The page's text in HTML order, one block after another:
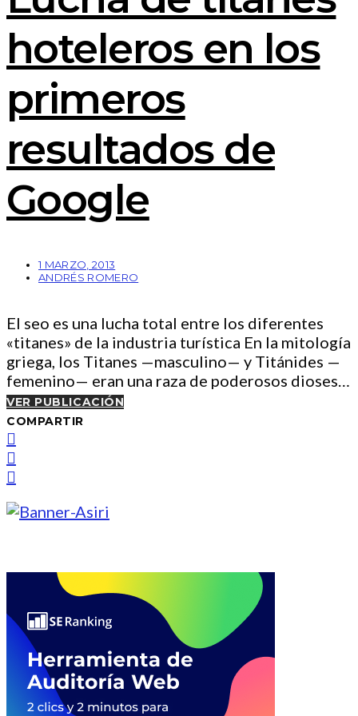
hoteleros en los
primeros
resultados de
Google
1 MARZO, 2013
ANDRÉS ROMERO
El seo es una lucha total entre los diferentes
«titanes» de la industria turística En la mitología
griega, los Titanes —masculino— y Titánides —
femenino— eran una raza de poderosos dioses…
VER PUBLICACIÓN
COMPARTIR